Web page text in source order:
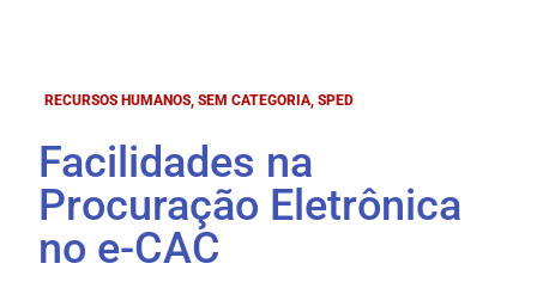
RECURSOS HUMANOS ,SEM CATEGORIA ,SPED
Facilidades na
Procuração Eletrônica
no e-CAC